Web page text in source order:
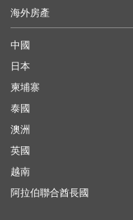
海外房產
中國
日本
柬埔寨
泰國
澳洲
英國
越南
阿拉伯聯合酋長國